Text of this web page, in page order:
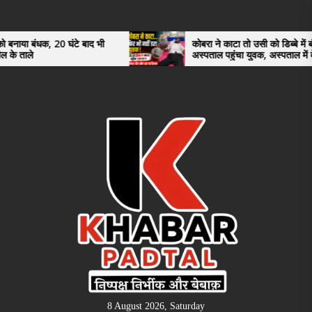
the
content
घंटे बाद भी
कोबरा ने काटा तो उसी को डिब्बे में बंद कर
अस्पताल पहुंचा युवक, अस्पताल में देखकर डॉक्टर
भी रह गए हैरान
8 August 2026, Saturday